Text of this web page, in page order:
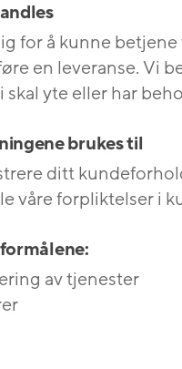
for å kunne
en leveranse. Vi
yte eller har
brukes til
ditt
våre forpliktelser i
av tjenester